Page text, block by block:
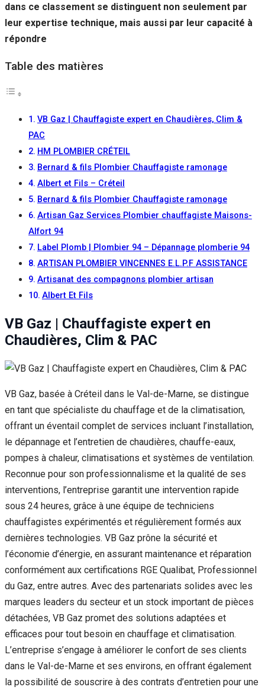
dans ce classement se distinguent non seulement par
leur expertise technique, mais aussi par leur capacité à
répondre
Table des matières
VB Gaz | Chauffagiste expert en Chaudières, Clim &
PAC
HM PLOMBIER CRÉTEIL
Bernard & fils Plombier Chauffagiste ramonage
Albert et Fils – Créteil
Bernard & fils Plombier Chauffagiste ramonage
Artisan Gaz Services Plombier chauffagiste Maisons-
Alfort 94
Label Plomb | Plombier 94 – Dépannage plomberie 94
ARTISAN PLOMBIER VINCENNES E.L.P.F ASSISTANCE
Artisanat des compagnons plombier artisan
Albert Et Fils
VB Gaz | Chauffagiste expert en
Chaudières, Clim & PAC
VB Gaz, basée à Créteil dans le Val-de-Marne, se distingue
en tant que spécialiste du chauffage et de la climatisation,
offrant un éventail complet de services incluant l’installation,
le dépannage et l’entretien de chaudières, chauffe-eaux,
pompes à chaleur, climatisations et systèmes de ventilation.
Reconnue pour son professionnalisme et la qualité de ses
interventions, l’entreprise garantit une intervention rapide
sous 24 heures, grâce à une équipe de techniciens
chauffagistes expérimentés et régulièrement formés aux
dernières technologies. VB Gaz prône la sécurité et
l’économie d’énergie, en assurant maintenance et réparation
conformément aux certifications RGE Qualibat, Professionnel
du Gaz, entre autres. Avec des partenariats solides avec les
marques leaders du secteur et un stock important de pièces
détachées, VB Gaz promet des solutions adaptées et
efficaces pour tout besoin en chauffage et climatisation.
L’entreprise s’engage à améliorer le confort de ses clients
dans le Val-de-Marne et ses environs, en offrant également
la possibilité de souscrire à des contrats d’entretien pour une
Marketing
En partageant
votre
lorsque vous
augmentez les
voir du
contenu et des
personnalisés.